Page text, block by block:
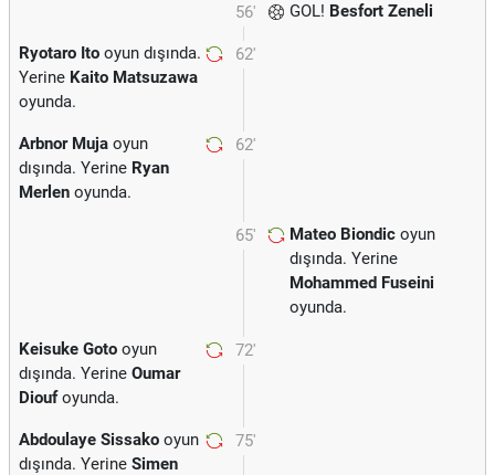
56' GOL! Besfort Zeneli
62'
Ryotaro Ito oyun dışında.
Yerine Kaito Matsuzawa
oyunda.
62'
Arbnor Muja oyun
dışında. Yerine Ryan
Merlen oyunda.
65' Mateo Biondic oyun
dışında. Yerine
Mohammed Fuseini
oyunda.
72'
Keisuke Goto oyun
dışında. Yerine Oumar
Dioufoyunda.
75'
Abdoulaye Sissako oyun
dışında. Yerine Simen